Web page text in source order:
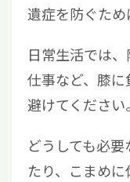
遺症を防ぐため
日常生活では
仕事など、膝
避けてください。
どうしても必
たり、こまめ